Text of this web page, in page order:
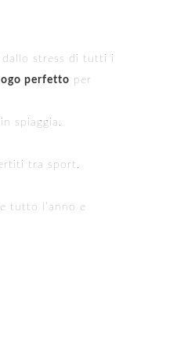
dallo stress di tutti i
perfetto per
spiaggia.
tra sport,
tutto l’anno e